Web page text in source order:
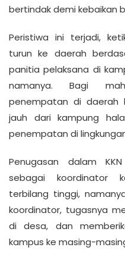
bertindak demi kebaikan
Peristiwa ini terjadi,
turun ke daerah
panitia pelaksana di
namanya. Bagi
penempatan di daerah
jauh dari kampung
penempatan di
Penugasan dalam
sebagai koordinator
terbilang tinggi,
koordinator, tugasnya
di desa, dan
kampus ke masing-